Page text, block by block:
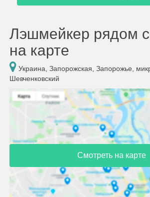
Лэшмейкер рядом
на карте
Украина, Запорожская, Запорожье,
Шевченковский
Смотреть на карте